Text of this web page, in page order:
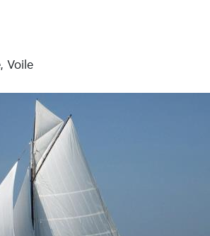
Voile